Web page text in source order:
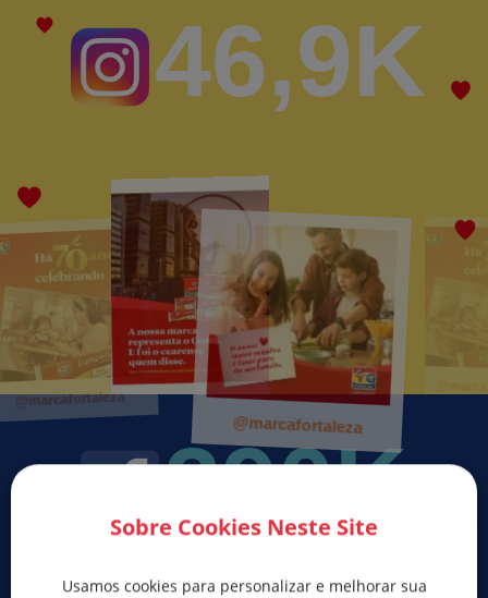
46,9K
@marcafortaleza
@marcafortaleza
@marcafortaleza
390K
Sobre Cookies Neste Site
Usamos cookies para personalizar e melhorar sua